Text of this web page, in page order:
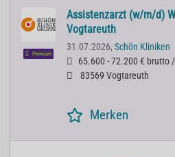
Premium
Assistenzarzt (w/m/d)
Vogtareuth
31.07.2026, Schön Kliniken
65.600 - 72.200 € brutto
83569 Vogtareuth
Merken